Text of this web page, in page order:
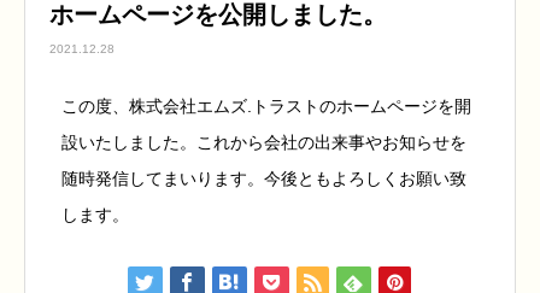
ホームページを公開しました。
2021.12.28
この度、株式会社エムズ.トラストのホームページを開
設いたしました。これから会社の出来事やお知らせを
随時発信してまいります。今後ともよろしくお願い致
します。